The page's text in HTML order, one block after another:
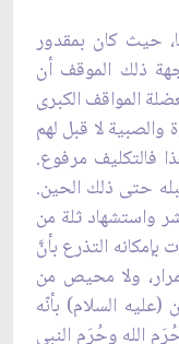
حيث كان بمقدور
ذلك الموقف أن
المواقف الكبرى
والصبية لا قبل لهم
فالتكليف مرفوع.
حتى ذلك الحين.
واستشهاد ثلة من
التذرع بأنَّ
ولا محيص من
السلام) بأنّه
الله وحُرَم النبي